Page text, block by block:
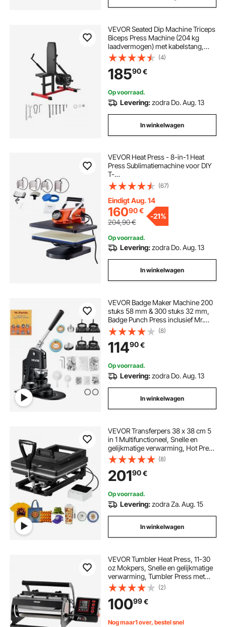
VEVOR Seated Dip Machine Triceps
Biceps Press Machine (204 kg
laadvermogen) met kabelstang,
verstelbare zitting en rugleuning,
trainingsapparaat voor
borsttraining, bovenlichaam push
fitness workout
(4)
18590€
Op voorraad.
Levering:zodra Do. Aug. 13
In winkelwagen
VEVOR Heat Press - 8-in-1 Heat
Press Sublimatiemachine voor DIY
T-
shirts/hoeden/mokken/warmteover
drachtsprojecten, 12 x 15
multifunctionele wegzwenkbare
Heat Press met 360° rotatie
(67)
Eindigt Aug. 14
16090€
204,90€
-21%
Op voorraad.
Levering:zodra Do. Aug. 13
In winkelwagen
VEVOR Badge Maker Machine 200
stuks 58 mm & 300 stuks 32 mm,
Badge Punch Press inclusief Mr.
Panda Magic Book & Inbussleutel,
Badge Press Badge
Aluminiumlegering Button Maker
(8)
11490€
Op voorraad.
Levering:zodra Do. Aug. 13
In winkelwagen
VEVOR Transferpers 38 x 38 cm 5
in 1 Multifunctioneel, Snelle en
gelijkmatige verwarming, Hot Press
Machine Sublimatiepers Hittepers
voor T-
shirts/mokken/bekers/petten/borde
n, Zwart
(8)
20190€
Op voorraad.
Levering:zodra Za. Aug. 15
In winkelwagen
VEVOR Tumbler Heat Press, 11-30
oz Mokpers, Snelle en gelijkmatige
verwarming, Tumbler Press met
sublimatiepapier, tape en
handschoenen, temperatuur- en
tijdsinstelling, voor
sublimatiemokken, kopjes,
mokken, zwart
(2)
10099€
Nog maar1 over, bestel snel